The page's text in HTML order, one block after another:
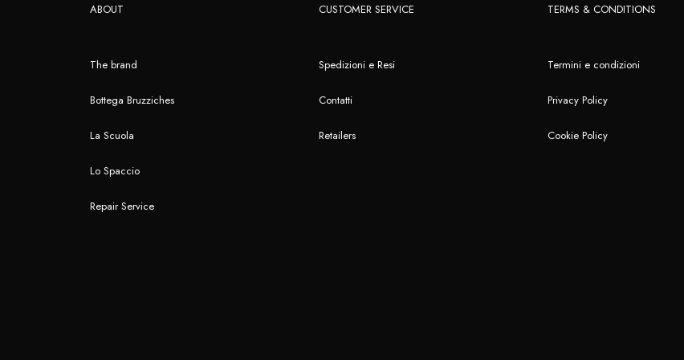
ABOUT
The brand
Bottega Bruzziches
La Scuola
Lo Spaccio
Repair Service
CUSTOMER SERVICE
Spedizioni e Resi
Contatti
Retailers
TERMS & CONDITIONS
Termini e condizioni
Privacy Policy
Cookie Policy